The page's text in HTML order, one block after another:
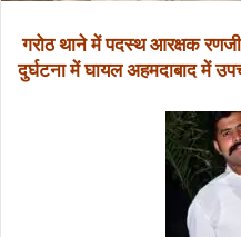
गरोठ थाने में पदस्थ आरक्षक
दुर्घटना में घायल अहमदाबाद में